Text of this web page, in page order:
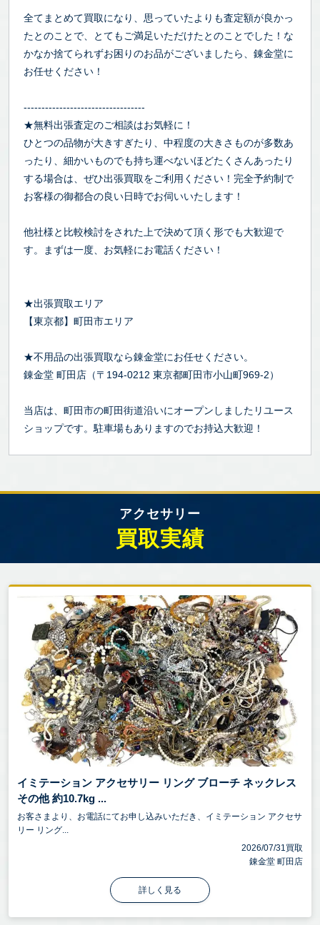
全てまとめて買取になり、思っていたよりも査定額が良かっ
たとのことで、とてもご満足いただけたとのことでした！な
かなか捨てられずお困りのお品がございましたら、錬金堂に
お任せください！
----------------------------------
★無料出張査定のご相談はお気軽に！
ひとつの品物が大きすぎたり、中程度の大きさものが多数あ
ったり、細かいものでも持ち運べないほどたくさんあったり
する場合は、ぜひ出張買取をご利用ください！完全予約制で
お客様の御都合の良い日時でお伺いいたします！
他社様と比較検討をされた上で決めて頂く形でも大歓迎で
す。まずは一度、お気軽にお電話ください！
★出張買取エリア
【東京都】町田市エリア
★不用品の出張買取なら錬金堂にお任せください。
錬金堂 町田店（〒194-0212 東京都町田市小山町969-2）
当店は、町田市の町田街道沿いにオープンしましたリユース
ショップです。駐車場もありますのでお持込大歓迎！
アクセサリー
買取実績
イミテーション アクセサリー リング ブローチ ネックレス
その他 約10.7kg ...
お客さまより、お電話にてお申し込みいただき、イミテーション アクセサ
リー リング...
2026/07/31買取
錬金堂 町田店
詳しく見る